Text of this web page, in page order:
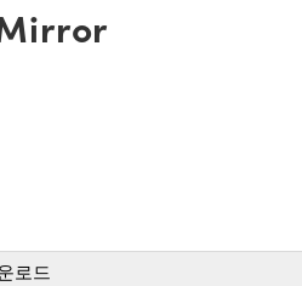
로드